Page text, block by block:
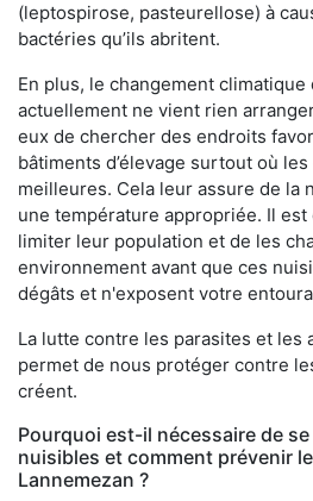
(leptospirose, pasteurellose) à
bactéries qu’ils abritent.
En plus, le changement climatique
actuellement ne vient rien
eux de chercher des endroits
bâtiments d’élevage surtout où
meilleures. Cela leur assure de la
une température appropriée. Il
limiter leur population et de les
environnement avant que ces
dégâts et n'exposent votre
La lutte contre les parasites et les
permet de nous protéger contre
créent.
Pourquoi est-il nécessaire de
nuisibles et comment prévenir
Lannemezan ?